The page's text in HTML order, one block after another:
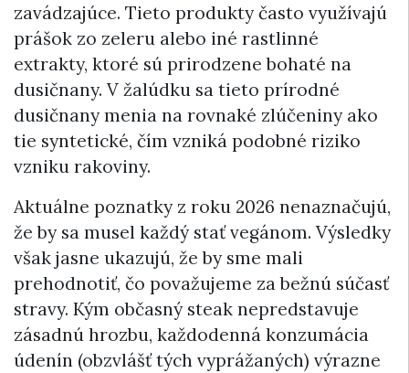
zavádzajúce. Tieto produkty často využívajú
prášok zo zeleru alebo iné rastlinné
extrakty, ktoré sú prirodzene bohaté na
dusičnany. V žalúdku sa tieto prírodné
dusičnany menia na rovnaké zlúčeniny ako
tie syntetické, čím vzniká podobné riziko
vzniku rakoviny.
Aktuálne poznatky z roku 2026 nenaznačujú,
že by sa musel každý stať vegánom. Výsledky
však jasne ukazujú, že by sme mali
prehodnotiť, čo považujeme za bežnú súčasť
stravy. Kým občasný steak nepredstavuje
zásadnú hrozbu, každodenná konzumácia
údenín (obzvlášť tých vyprážaných) výrazne